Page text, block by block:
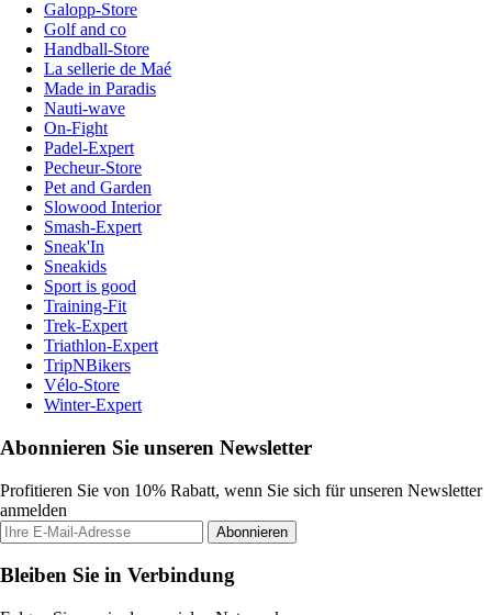
Galopp-Store
Golf and co
Handball-Store
La sellerie de Maé
Made in Paradis
Nauti-wave
On-Fight
Padel-Expert
Pecheur-Store
Pet and Garden
Slowood Interior
Smash-Expert
Sneak'In
Sneakids
Sport is good
Training-Fit
Trek-Expert
Triathlon-Expert
TripNBikers
Vélo-Store
Winter-Expert
Abonnieren Sie unseren Newsletter
Profitieren Sie von 10% Rabatt, wenn Sie sich für unseren Newsletter
anmelden
Abonnieren
Bleiben Sie in Verbindung